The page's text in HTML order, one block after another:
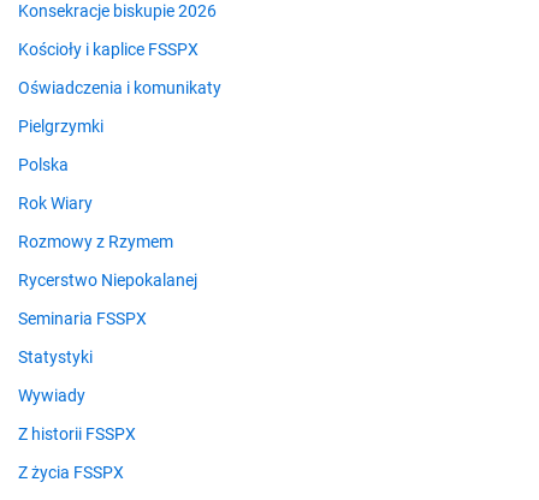
Konsekracje biskupie 2026
Kościoły i kaplice FSSPX
Oświadczenia i komunikaty
Pielgrzymki
Polska
Rok Wiary
Rozmowy z Rzymem
Rycerstwo Niepokalanej
Seminaria FSSPX
Statystyki
Wywiady
Z historii FSSPX
Z życia FSSPX